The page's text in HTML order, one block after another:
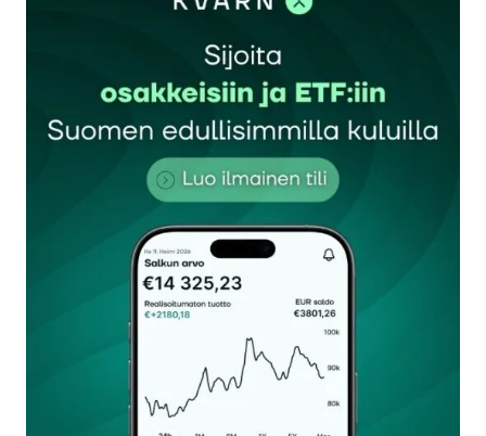
Sähköpostiosoitettasi ei julkaista.Pakolliset
kentät on merkitty*
Kommentti*
Nimesi tai nimimerkkisi